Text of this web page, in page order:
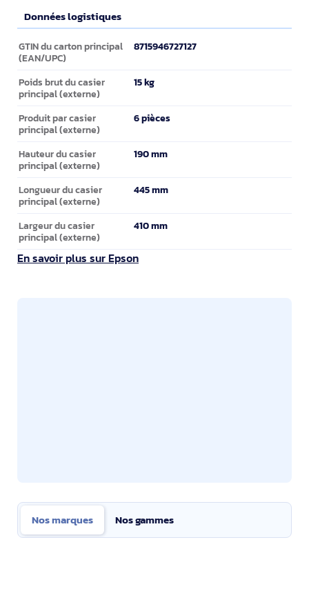
Données logistiques
Données logistiques
GTIN du carton principal
(EAN/UPC)
8715946727127
Poids brut du casier
principal (externe)
15 kg
Produit par casier
principal (externe)
6 pièces
Hauteur du casier
principal (externe)
190 mm
Longueur du casier
principal (externe)
445 mm
Largeur du casier
principal (externe)
410 mm
En savoir plus sur Epson
Nos marques Nos gammes